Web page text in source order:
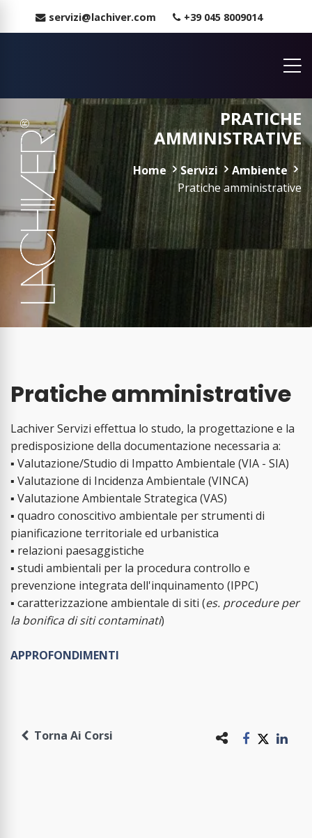
servizi@lachiver.com +39 045 8009014
PRATICHE
AMMINISTRATIVE
Home Servizi
Ambiente
Pratiche amministrative
Pratiche amministrative
Lachiver Servizi effettua lo studo, la progettazione e la
predisposizione della documentazione necessaria a:
▪ Valutazione/Studio di Impatto Ambientale (VIA - SIA)
▪ Valutazione di Incidenza Ambientale (VINCA)
▪ Valutazione Ambientale Strategica (VAS)
▪ quadro conoscitivo ambientale per strumenti di
pianificazione territoriale ed urbanistica
▪ relazioni paesaggistiche
▪ studi ambientali per la procedura controllo e
prevenzione integrata dell'inquinamento (IPPC)
▪ caratterizzazione ambientale di siti (es. procedure per
la bonifica di siti contaminati)
APPROFONDIMENTI
Torna Ai Corsi